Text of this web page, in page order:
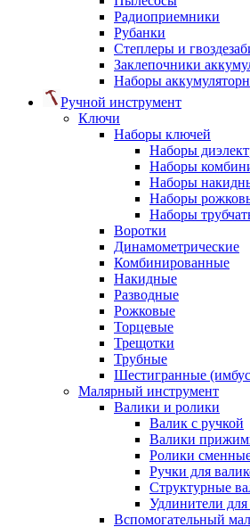
Радиоприемники
Рубанки
Степлеры и
Заклепочники
Наборы
Ручной инструмент
Ключи
Наборы ключей
Наборы
Наборы
Наборы
Наборы
Наборы
Воротки
Динамометрические
Комбинированные
Накидные
Разводные
Рожковые
Торцевые
Трещотки
Трубные
Шестигранные
Малярный инструмент
Валики и ролики
Валик с ручкой
Валики
Ролики
Ручки для
Структурные
Удлинители для
Вспомогательный